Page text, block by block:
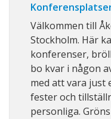
Välkommen till
Stockholm. Här
konferenser,
bo kvar i någon
med att vara just
fester och
personliga.